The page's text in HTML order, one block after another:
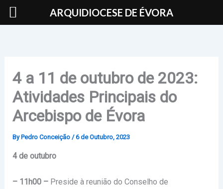
Skip
4 a 11 de outubro de 2023:
Atividades Principais do
Arcebispo de Évora
By Pedro Conceição /6 de Outubro, 2023
4 de outubro
– 11h00 –Preside à reunião do Conselho de
ARQUIDIOCESE DE ÉVORA